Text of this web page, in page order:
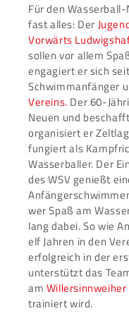
Für den
fast alles: Der
Vorwärts
sollen vor allem
engagiert er sich
Schwimmanfänger
Vereins. Der 60-
Neuen und
organisiert er
fungiert als
Wasserballer. Der
des WSV genießt
wer Spaß am
lang dabei. So wie
elf Jahren in den
erfolgreich in der
unterstützt das
am Willersinnweiher
trainiert wird.